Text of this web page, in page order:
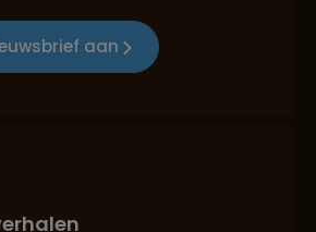
oog voor mens, cultuur en milieu
aan